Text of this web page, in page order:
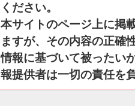
ください。
本サイトのページ上に掲
ますが、その内容の正確
情報に基づいて被ったい
報提供者は一切の責任を